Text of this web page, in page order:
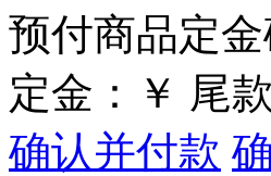
预付商品定金
定金：
￥ 尾
确认并付款